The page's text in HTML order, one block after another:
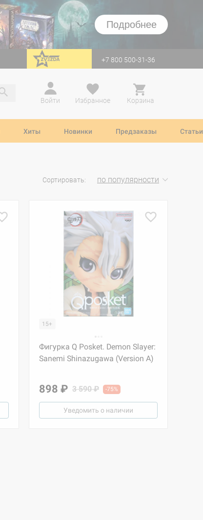
Подробнее
перейти на Zvezda +7 800 500-31-36
Войти
Избранное Корзина
Хиты Новинки Предзаказы Статьи
Сортировать: по популярности
15+
Фигурка Q Posket. Demon Slayer:
Sanemi Shinazugawa (Version A)
898 ₽ 3 590 ₽ -75%
Уведомить о наличии